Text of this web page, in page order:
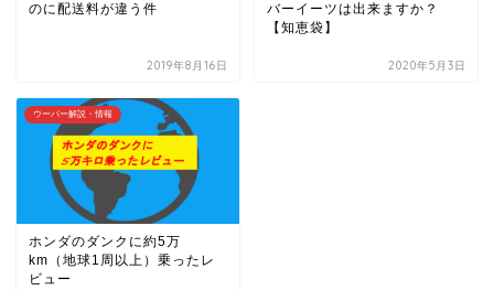
のに配送料が違う件
2019年8月16日
バーイーツは出来ますか？
【知恵袋】
2020年5月3日
ウーバー解説・情報
ホンダのダンクに約5万
km（地球1周以上）乗ったレ
ビュー